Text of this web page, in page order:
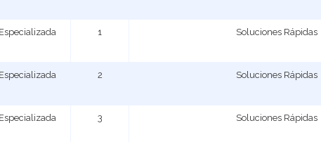
Especializada 1 Soluciones Rápidas
Especializada 2 Soluciones Rápidas
Especializada 3 Soluciones Rápidas